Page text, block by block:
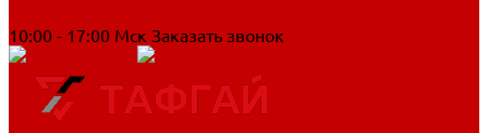
10:00 - 17:00 Мск Заказать звонок